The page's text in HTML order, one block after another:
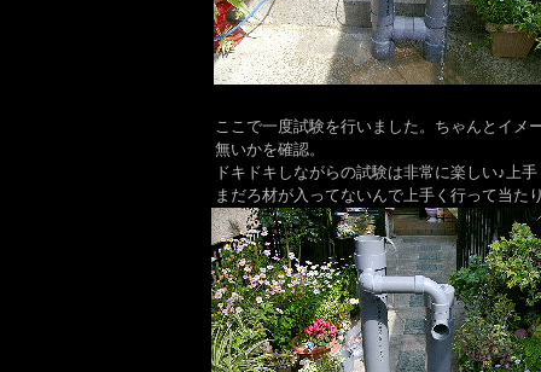
ここで一度試験を行いました。ちゃんとイメ
無いかを確認。
ドキドキしながらの試験は非常に楽しい♪上
まだろ材が入ってないんで上手く行って当た